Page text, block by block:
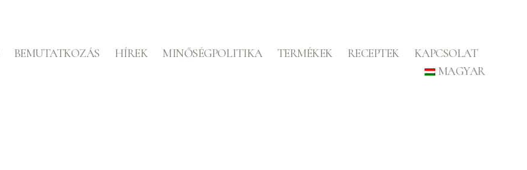
BEMUTATKOZÁS HÍREK MINŐSÉGPOLITIKA TERMÉKEK RECEPTEK
KAPCSOLAT
MAGYAR